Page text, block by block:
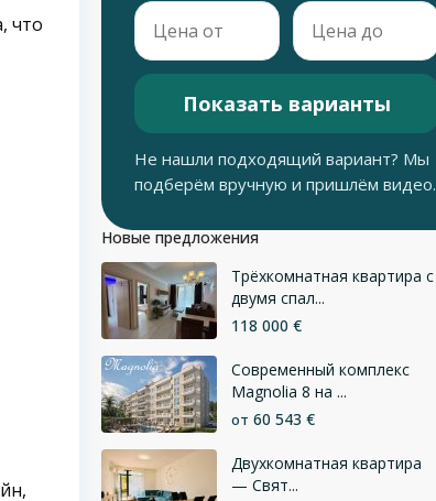
что
Показать варианты
Не нашли подходящий вариант? Мы
подберём вручную и пришлём видео.
Новые предложения
Трёхкомнатная квартира с
двумя спал...
118 000 €
Современный комплекс
Magnolia 8 на ...
от 60 543 €
Двухкомнатная квартира
— Свят...